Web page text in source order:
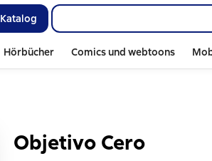
Katalog
Hörbücher Comics und webtoons
Objetivo Cero